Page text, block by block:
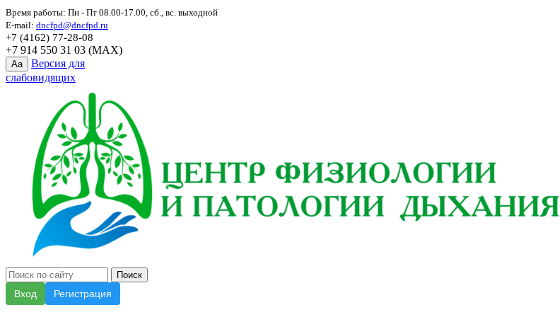
Время работы: Пн - Пт 08.00-17.00, сб., вс. выходной
E-mail: dncfpd@dncfpd.ru
+7 (4162) 77-28-08
+7 914 550 31 03 (MAX)
Aa
Версия для
слабовидящих
Вход Регистрация